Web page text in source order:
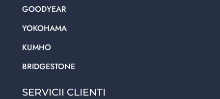
GOODYEAR
YOKOHAMA
KUMHO
BRIDGESTONE
SERVICII CLIENTI